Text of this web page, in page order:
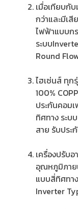
เมื่อเทียบกั
กว่าและมีเสี
ไฟฟ้าแบบก
ระบบ
Round
ไฮเซ่นส์ ทุก
100%
ประกันคอม
ทิศทาง ระบ
สาย รับประ
เครื่องปรับ
อุณหภูมิภาย
แบบสี่ทิศทาง
Inverter